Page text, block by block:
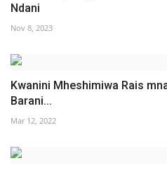
Ndani
Nov 8, 2023
Kwanini Mheshimiwa Rais
Barani...
Mar 12, 2022